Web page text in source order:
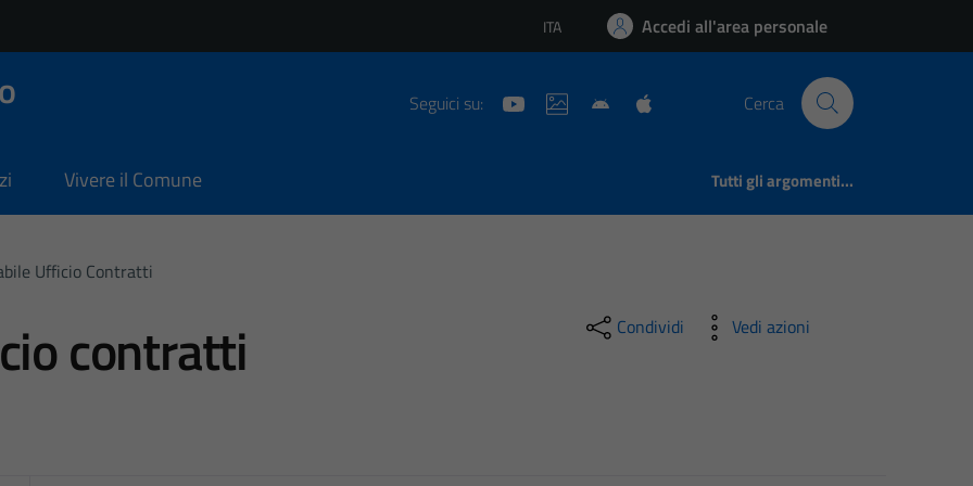
Lingua attiva:
ITA Accedi all'area personale
Seguici su: Cerca
Vivere il Comune Tutti gli argomenti...
Ufficio Contratti
contratti Condividi Vedi azioni